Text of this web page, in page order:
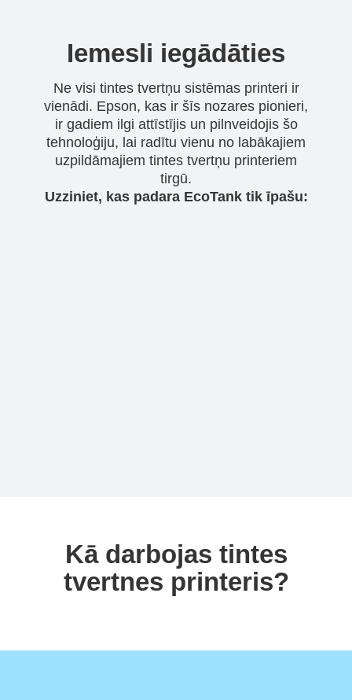
Iemesli iegādāties
Ne visi tintes tvertņu sistēmas printeri ir
vienādi. Epson, kas ir šīs nozares pionieri,
ir gadiem ilgi attīstījis un pilnveidojis šo
tehnoloģiju, lai radītu vienu no labākajiem
uzpildāmajiem tintes tvertņu printeriem
tirgū.
Uzziniet, kas padara EcoTank tik īpašu:
Kā darbojas tintes
tvertnes printeris?